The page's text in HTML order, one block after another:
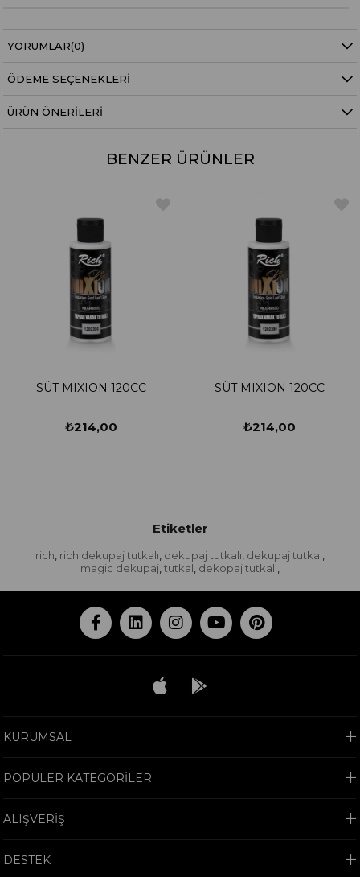
YORUMLAR(0)
ÖDEME SEÇENEKLERI
ÜRÜN ÖNERILERI
BENZER ÜRÜNLER
SÜT MIXION 120CC
₺214,00
SÜT MIXION 120CC
₺214,00
Etiketler
rich, rich dekupaj tutkalı, dekupaj tutkalı, dekupaj tutkal,
magic dekupaj, tutkal, dekopaj tutkalı,
KURUMSAL
POPÜLER KATEGORİLER
ALIŞVERİŞ
DESTEK